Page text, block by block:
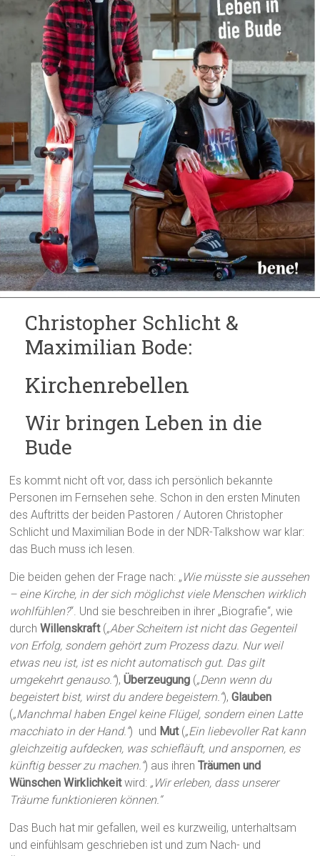
Christopher Schlicht &
Maximilian Bode:
Kirchenrebellen
Wir bringen Leben in die
Bude
Es kommt nicht oft vor, dass ich persönlich bekannte
Personen im Fernsehen sehe. Schon in den ersten Minuten
des Auftritts der beiden Pastoren / Autoren Christopher
Schlicht und Maximilian Bode in der NDR-Talkshow war klar:
das Buch muss ich lesen.
Die beiden gehen der Frage nach: „ Wie müsste sie aussehen
– eine Kirche, in der sich möglichst viele Menschen wirklich
wohlfühlen?“. Und sie beschreiben in ihrer „Biografie“, wie
durchWillenskraft („Aber Scheitern ist nicht das Gegenteil
von Erfolg, sondern gehört zum Prozess dazu. Nur weil
etwas neu ist, ist es nicht automatisch gut. Das gilt
umgekehrt genauso.“),Überzeugung („Denn wenn du
begeistert bist, wirst du andere begeistern.“),Glauben
(„Manchmal haben Engel keine Flügel, sondern einen Latte
macchiato in der Hand.“) und Mut („Ein liebevoller Rat kann
gleichzeitig aufdecken, was schiefläuft, und anspornen, es
künftig besser zu machen.“) aus ihrenTräumen und
Wünschen Wirklichkeitwird: „Wir erleben, dass unserer
Träume funktionieren können.“
Das Buch hat mir gefallen, weil es kurzweilig, unterhaltsam
und einfühlsam geschrieben ist und zum Nach- und